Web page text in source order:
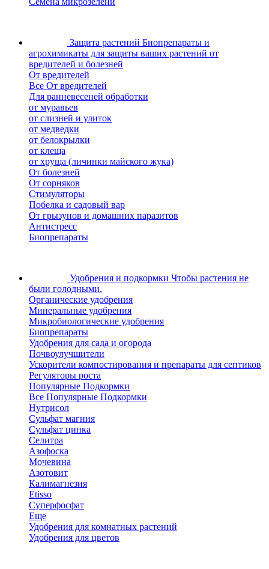
Защита растений Биопрепараты и
агрохимикаты для защиты ваших растений от
вредителей и болезней
От вредителей
Все От вредителей
Для ранневесеней обработки
от муравьев
от слизней и улиток
от медведки
от белокрылки
от клеща
от хруща (личинки майского жука)
От болезней
От сорняков
Стимуляторы
Побелка и садовый вар
От грызунов и домашних паразитов
Антистресс
Биопрепараты
Удобрения и подкормки Чтобы растения не
были голодными.
Органические удобрения
Минеральные удобрения
Микробиологические удобрения
Биопрепараты
Удобрения для сада и огорода
Почвоулучшители
Ускорители компостирования и препараты для септиков
Регуляторы роста
Популярные Подкормки
Все Популярные Подкормки
Нутрисол
Сульфат магния
Сульфат цинка
Селитра
Азофоска
Мочевина
Азотовит
Калимагнезия
Etisso
Суперфосфат
Еще
Удобрения для комнатных растений
Удобрения для цветов